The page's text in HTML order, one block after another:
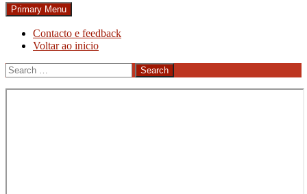
Search
Primary Menu
Contacto e feedback
Voltar ao inicio
Search
for: